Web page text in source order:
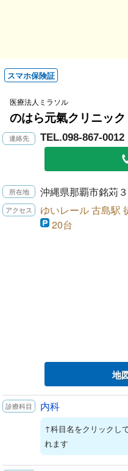
スマホ保険証
医療法人ミラソル
のはら元氣クリニック
TEL.098-867-0012
沖縄県那覇市銘苅
ゆいレール 古島駅
20台
地
内科
↑科目名をクリックし
れます